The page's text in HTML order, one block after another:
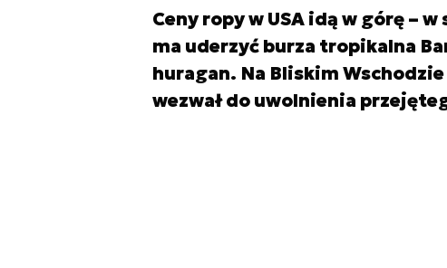
Ceny ropy w USA idą w górę –
ma uderzyć burza tropikalna
huragan. Na Bliskim
wezwał do uwolnienia